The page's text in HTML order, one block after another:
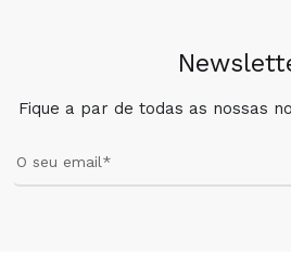
Fique a par de todas as nossas